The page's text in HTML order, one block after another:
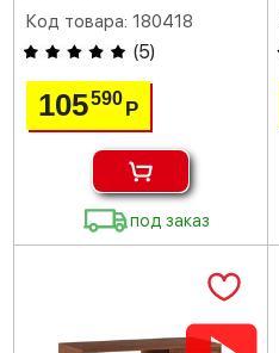
Код товара: 180418
(5)
105590Р
под заказ